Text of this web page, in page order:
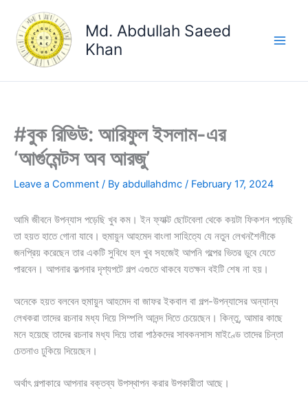
content
Md. Abdullah Saeed
Khan
#বুক রিভিউ: আরিফুল ইসলাম-এর
‘আর্গুমেন্টস অব আরজু’
Leave a Comment / By abdullahdmc / February 17, 2024
আমি জীবনে উপন্যাস পড়েছি খুব কম। ইন ফ্যাক্ট ছোটবেলা থেকে কয়টা ফিকশন পড়েছি
তা হয়ত হাতে গোনা যাবে। হুমায়ুন আহমেদ বাংলা সাহিত্যে যে নতুন লেখনশৈলীকে
জনপ্রিয় করেছেন তার একটি সুবিধে হল খুব সহজেই আপনি গল্পের ভিতর ডুবে যেতে
পারবেন। আপনার কল্পনার দৃশ্যপটে গল্প এগুতে থাকবে যতক্ষন বইটি শেষ না হয়।
অনেকে হয়ত বলবেন হুমায়ুন আহমেদ বা জাফর ইকবাল বা গল্প-উপন্যাসের অন্যান্য
লেখকরা তাদের রচনার মধ্য দিয়ে সিম্পলি আনন্দ দিতে চেয়েছেন। কিন্তু, আমার কাছে
মনে হয়েছে তাদের রচনার মধ্য দিয়ে তারা পাঠকদের সাবকনসাস মাইণ্ডে তাদের চিন্তা
চেতনাও ঢুকিয়ে দিয়েছেন।
অর্থাৎ গল্পাকারে আপনার বক্তব্য উপস্থাপন করার উপকারীতা আছে।